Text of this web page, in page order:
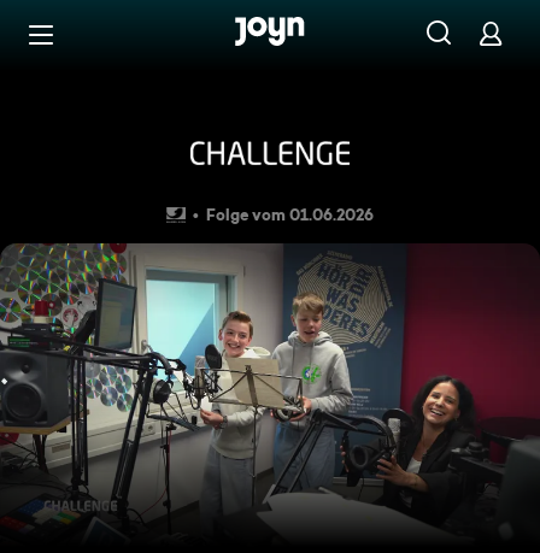
Zum Inhalt springen
Folge vom 01.06.2026